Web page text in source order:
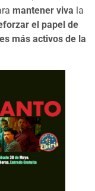
mantener viva la
el papel de
más activos de la